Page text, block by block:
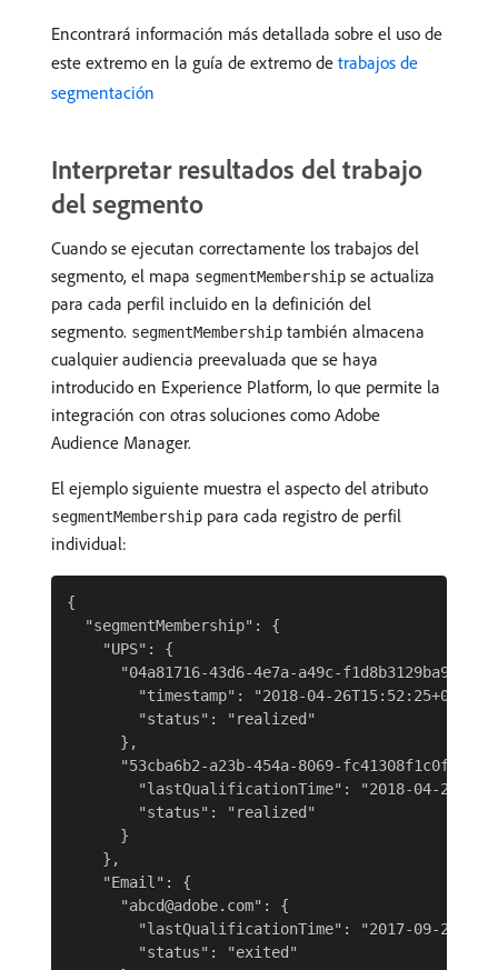
Encontrará información más detallada sobre el uso de
este extremo en la guía de extremo de trabajos de
segmentación
Interpretar resultados del trabajo
del segmento
Cuando se ejecutan correctamente los trabajos del
segmento, el mapa segmentMembership se actualiza
para cada perfil incluido en la definición del
segmento. segmentMembership también almacena
cualquier audiencia preevaluada que se haya
introducido en Experience Platform, lo que permite la
integración con otras soluciones como Adobe
Audience Manager.
El ejemplo siguiente muestra el aspecto del atributo
segmentMembership para cada registro de perfil
individual:
{
  "segmentMembership": {
    "UPS": {
      "04a81716-43d6-4e7a-a49c-f1d8b3129ba9": {
"timestamp": "2018-04-
        "status": "realized"
      },
      "53cba6b2-a23b-454a-8069-fc41308f1c0f": {
"lastQualificationTime": "2018-04-
        "status": "realized"
      }
    },
    "Email": {
      "abcd@adobe.com": {
"lastQualificationTime": "2017-09-
        "status": "exited"